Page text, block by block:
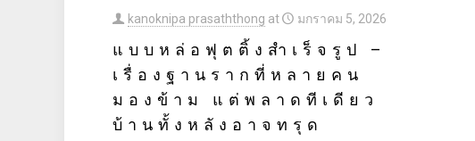
kanoknipa prasaththong at มกราคม 5, 2026
แบบหล่อฟุตติ้งสำเร็จรูป –
เรื่องฐานรากที่หลายคน
มองข้าม แต่พลาดทีเดียว
บ้านทั้งหลังอาจทรุด